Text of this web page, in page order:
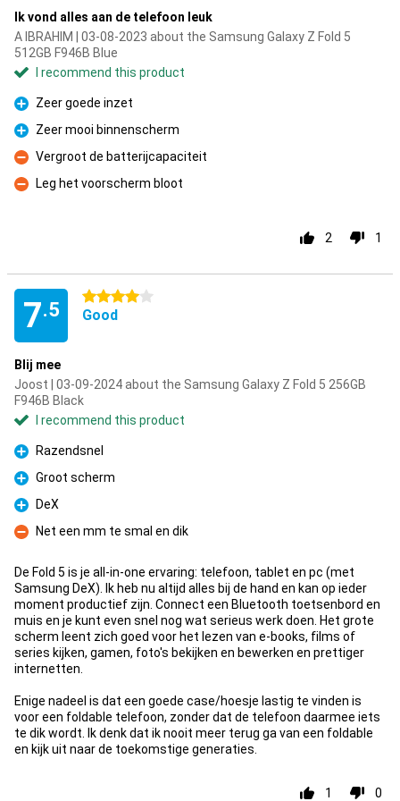
Ik vond alles aan de telefoon leuk
A IBRAHIM | 03-08-2023 about the Samsung Galaxy Z Fold 5
512GB F946B Blue
I recommend this product
Pro
Zeer goede inzet
Pro
Zeer mooi binnenscherm
Con
Vergroot de batterijcapaciteit
Con
Leg het voorscherm bloot
2 1
7.5
4 stars
Good
Blij mee
Joost | 03-09-2024 about the Samsung Galaxy Z Fold 5 256GB
F946B Black
I recommend this product
Pro
Razendsnel
Pro
Groot scherm
Pro
DeX
Con
Net een mm te smal en dik
De Fold 5 is je all-in-one ervaring: telefoon, tablet en pc (met
Samsung DeX). Ik heb nu altijd alles bij de hand en kan op ieder
moment productief zijn. Connect een Bluetooth toetsenbord en
muis en je kunt even snel nog wat serieus werk doen. Het grote
scherm leent zich goed voor het lezen van e-books, films of
series kijken, gamen, foto's bekijken en bewerken en prettiger
internetten.
Enige nadeel is dat een goede case/hoesje lastig te vinden is
voor een foldable telefoon, zonder dat de telefoon daarmee iets
te dik wordt. Ik denk dat ik nooit meer terug ga van een foldable
en kijk uit naar de toekomstige generaties.
1 0